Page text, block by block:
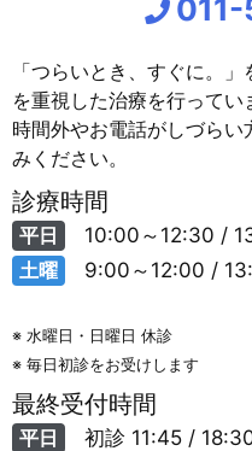
「つらいとき、すぐに。
を重視した治療を行ってい
時間外やお電話がしづらい
みください。
診療時間
平日
10:00～12:30 /
土曜
9:00～12:00 /
※ 水曜日・日曜日 休診
※ 毎日初診をお受けします
最終受付時間
平日 初診 11:45 /